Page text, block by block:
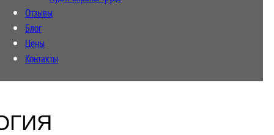
Отзывы
Блог
Цены
Контакты